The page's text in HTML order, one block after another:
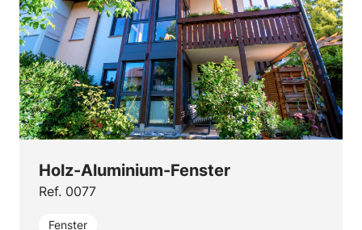
Holz-Aluminium-Fenster
Ref. 0077
Fenster